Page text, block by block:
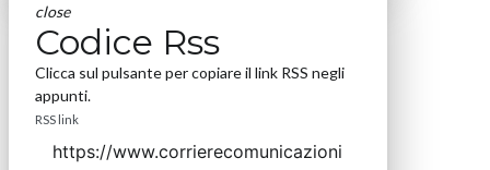
close
Codice Rss
Clicca sul pulsante per copiare il link RSS negli
appunti.
RSS link